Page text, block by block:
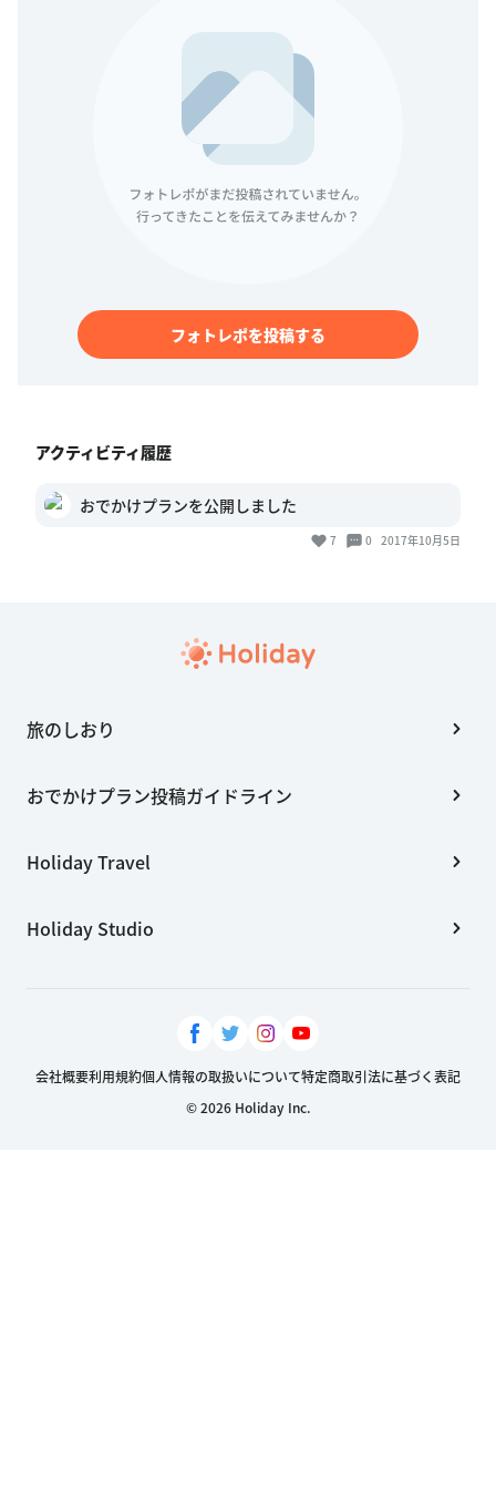
フォトレポを投稿する
アクティビティ履歴
おでかけプランを公開しました
7 0 2017年10月5日
旅のしおり
おでかけプラン投稿ガイドライン
Holiday Travel
Holiday Studio
会社概要利用規約個人情報の取扱いについて特定商取引法に基づく表記
© 2026 Holiday Inc.